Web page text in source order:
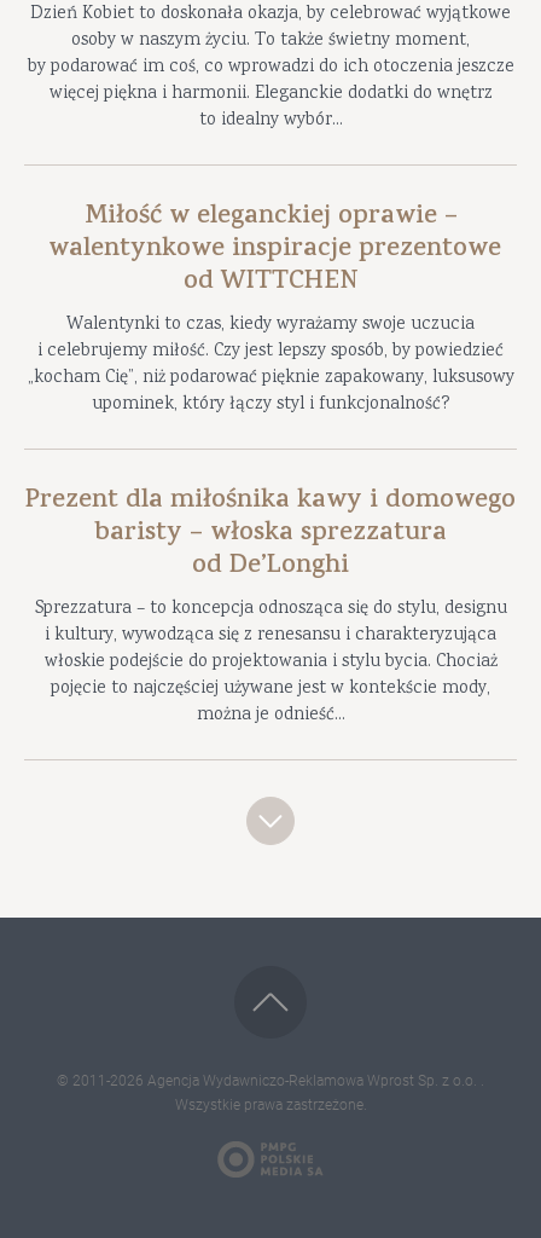
Dzień Kobiet to doskonała okazja, by celebrować wyjątkowe
osoby w naszym życiu. To także świetny moment,
by podarować im coś, co wprowadzi do ich otoczenia jeszcze
więcej piękna i harmonii. Eleganckie dodatki do wnętrz
to idealny wybór...
Miłość w eleganckiej oprawie –
walentynkowe inspiracje prezentowe
od WITTCHEN
Walentynki to czas, kiedy wyrażamy swoje uczucia
i celebrujemy miłość. Czy jest lepszy sposób, by powiedzieć
„kocham Cię”, niż podarować pięknie zapakowany, luksusowy
upominek, który łączy styl i funkcjonalność?
Prezent dla miłośnika kawy i domowego
baristy – włoska sprezzatura
od De’Longhi
Sprezzatura – to koncepcja odnosząca się do stylu, designu
i kultury, wywodząca się z renesansu i charakteryzująca
włoskie podejście do projektowania i stylu bycia. Chociaż
pojęcie to najczęściej używane jest w kontekście mody,
można je odnieść...
© 2011-2026 Agencja Wydawniczo-Reklamowa Wprost Sp. z o.o. .
Wszystkie prawa zastrzeżone.